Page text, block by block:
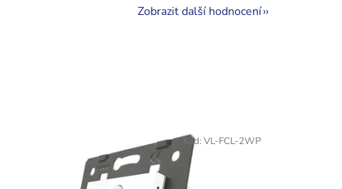
Zobrazit další hodnocení
Kód: VL-FCL-2WP